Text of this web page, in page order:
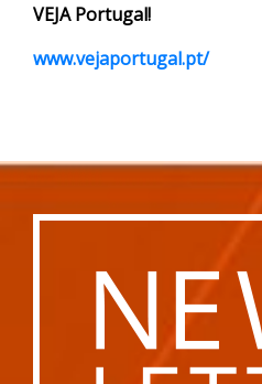
VEJA Portugal!
www.vejaportugal.pt/